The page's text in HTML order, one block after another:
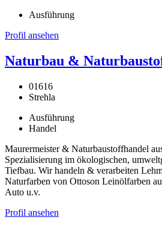
Ausführung
Profil ansehen
Naturbau &
01616
Strehla
Ausführung
Handel
Maurermeister & Naturbaustoffhandel
Spezialisierung im ökologischen,
Tiefbau. Wir handeln & verarbeiten
Naturfarben von Ottoson Leinölfarben
Auto u.v.
Profil ansehen